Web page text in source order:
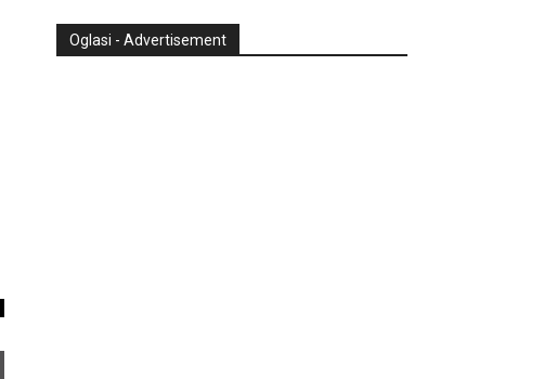
Oglasi - Advertisement